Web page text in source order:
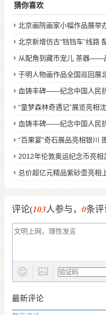
猜你喜欢
北京画院画家小幅作品展举
北京新增仿古“铛铛车”线路
从配角到藏市宠儿 茶器——
于明人物画作品全国巡回展
血铸丰碑——纪念中国人民
京邀请展征稿
“童梦森林奇遇记”展览亮相
血铸丰碑——纪念中国人民
京邀请展征稿
“百果宴”奇石展品亮相银川
2012年伦敦奥运纪念币亮相
总价超亿元精品紫砂壶亮相
评论(103人参与， 0条评
最新评论